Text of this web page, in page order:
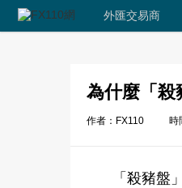
外匯交易商
為什麼「殺
作者：FX110 時
「殺豬盤